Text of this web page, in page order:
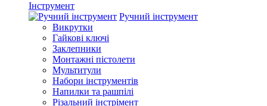
Інструмент
Ручний інструмент
Викрутки
Гайкові ключі
Заклепники
Монтажні пістолети
Мультитули
Набори інструментів
Напилки та рашпілі
Різальний інстрімент